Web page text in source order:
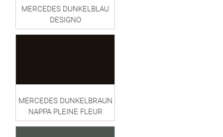
MERCEDES DUNKELBLAU
DESIGNO
MERCEDES DUNKELBRAUN
NAPPA PLEINE FLEUR